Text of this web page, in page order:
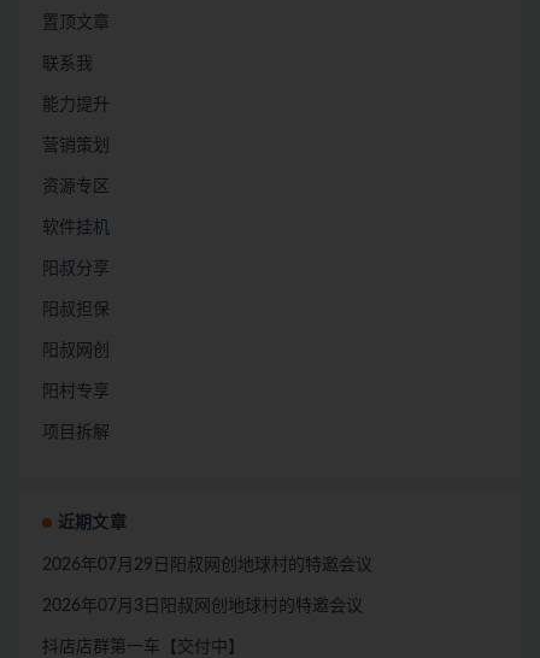
置顶文章
联系我
能力提升
营销策划
资源专区
软件挂机
阳叔分享
阳叔担保
阳叔网创
阳村专享
项目拆解
近期文章
2026年07月29日阳叔网创地球村的特邀会议
2026年07月3日阳叔网创地球村的特邀会议
抖店店群第一车【交付中】